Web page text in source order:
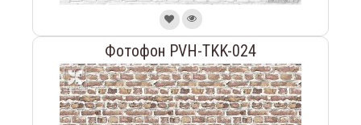
Фотофон PVH-TKK-024